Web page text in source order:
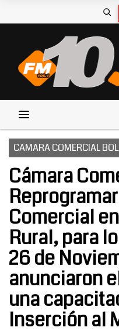
CAMARA COMERCIAL
Cámara
Comercial
Rural, para
26 de
anunciaron
una
Inserción al